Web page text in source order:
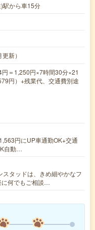
駅から車15分
新）
＝1,250円×7時間30分×21
円）+残業代、交通費別途
円にUP車通勤OK+交通
自動…
タッドは、きめ細やかなフ
に何でもご相談…